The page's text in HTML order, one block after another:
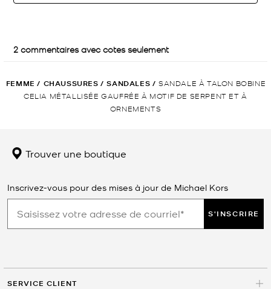
FEMME / CHAUSSURES / SANDALES / SANDALE À TALON BOBINE
CELIA MÉTALLISÉE GAUFRÉE À MOTIF DE SERPENT ET À
ORNEMENTS
Trouver une boutique
Inscrivez-vous pour des mises à jour de Michael Kors
S'INSCRIRE
SERVICE CLIENT